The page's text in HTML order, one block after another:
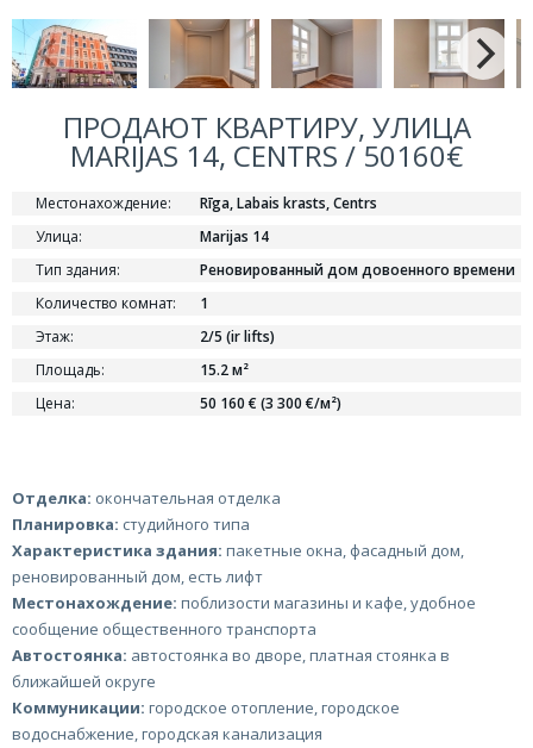
ПРОДАЮТ КВАРТИРУ, УЛИЦА
MARIJAS 14, CENTRS / 50160€
Местонахождение:
Rīga, Labais krasts, Centrs
Улица:
Marijas 14
Тип здания:
Реновированный дом довоенного времени
Количество комнат:
1
Этаж:
2/5 (ir lifts)
Площадь:
15.2 м²
Цена:
50 160 € (3 300 €/м²)
Отделка: окончательная отделка
Планировка: студийного типа
Характеристика здания: пакетные окна, фасадный дом,
реновированный дом, есть лифт
Местонахождение: поблизости магазины и кафе, удобное
сообщение общественного транспорта
Автостоянка: автостоянка во дворе, платная стоянка в
ближайшей округе
Коммуникации: городское отопление, городское
водоснабжение, городская канализация